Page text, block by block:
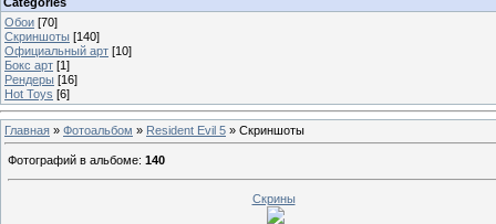
Обои [70]
Скриншоты [140]
Официальный арт [10]
Бокс арт [1]
Рендеры [16]
Hot Toys [6]
Главная » Фотоальбом » Resident Evil 5 » Скриншоты
Фотографий в альбоме: 140
Скрины